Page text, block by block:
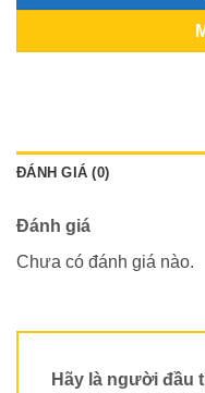
ĐÁNH GIÁ (0)
Đánh giá
Chưa có đánh giá nào.
Hãy là người đầu